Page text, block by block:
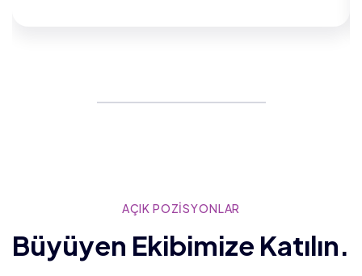
AÇIK POZISYONLAR
Büyüyen Ekibimize Katılın.